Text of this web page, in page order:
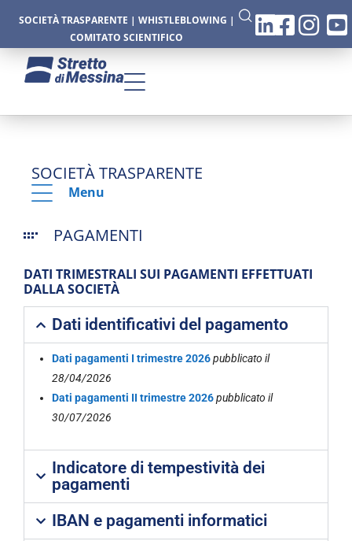
SOCIETÀ TRASPARENTE | WHISTLEBLOWING |
COMITATO SCIENTIFICO
SOCIETÀ TRASPARENTE
Menu
PAGAMENTI
DATI TRIMESTRALI SUI PAGAMENTI EFFETTUATI
DALLA SOCIETÀ
Dati identificativi del pagamento
Dati pagamenti I trimestre 2026pubblicato il
28/04/2026
Dati pagamenti II trimestre 2026pubblicato il
30/07/2026
Indicatore di tempestività dei
pagamenti
IBAN e pagamenti informatici